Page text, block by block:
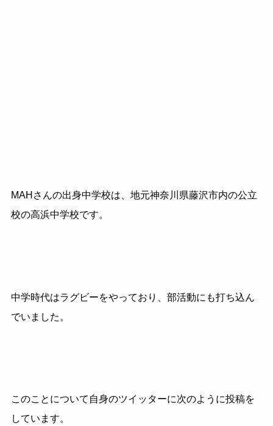
MAHさんの出身中学校は、地元神奈川県藤沢市内の公立
校の高浜中学校です。
中学時代はラグビーをやっており、部活動にも打ち込ん
でいました。
このことについて自身のツイッターに次のように投稿を
しています。